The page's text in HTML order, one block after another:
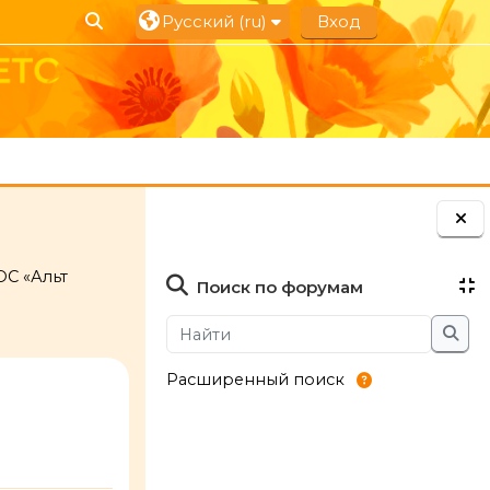
Блоки
Поиск по форумам
Найти
Расширенный поиск
Изменить данные поисковой строки
Русский ‎(ru)‎ Вход
«Альт